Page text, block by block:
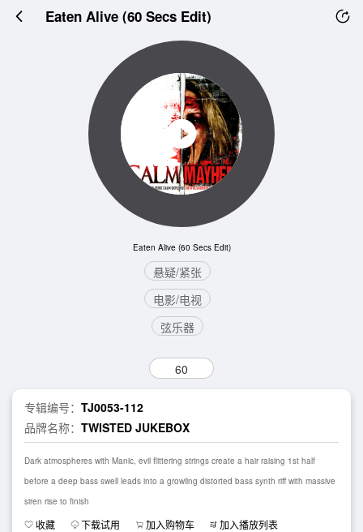
Eaten Alive (60 Secs Edit)
Eaten Alive (60 Secs Edit)
悬疑/紧张
电影/电视
弦乐器
60
专辑编号： TJ0053-112
品牌名称： TWISTED JUKEBOX
Dark atmospheres with Manic, evil flittering strings create a hair raising 1st half
before a deep bass swell leads into a growling distorted bass synth riff with massive
siren rise to finish
收藏 下载试用 加入购物车 加入播放列表